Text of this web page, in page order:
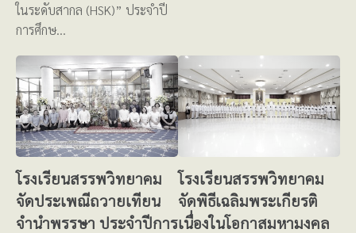
ในระดับสากล (HSK)” ประจำปี
การศึกษ…
โรงเรียนสรรพวิทยาคม
จัดประเพณีถวายเทียน
จำนำพรรษา ประจำปีการ
โรงเรียนสรรพวิทยาคม
จัดพิธีเฉลิมพระเกียรติ
เนื่องในโอกาสมหามงคล